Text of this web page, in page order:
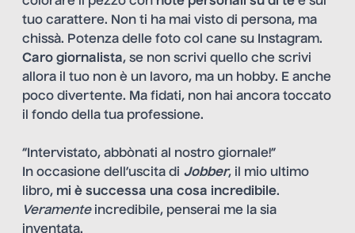
tuo carattere. Non ti ha mai visto di persona, ma
chissà. Potenza delle foto col cane su Instagram.
Caro giornalista, se non scrivi quello che scrivi
allora il tuo non è un lavoro, ma un hobby. E anche
poco divertente. Ma fidati, non hai ancora toccato
il fondo della tua professione.
“Intervistato, abbònati al nostro giornale!”
In occasione dell’uscita di Jobber, il mio ultimo
libro, mi è successa una cosa incredibile.
Veramenteincredibile, penserai me la sia
inventata.